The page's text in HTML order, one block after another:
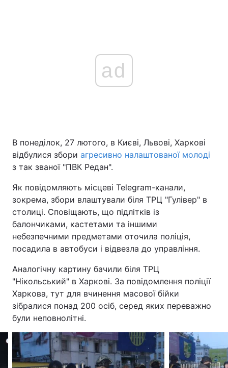
Україна Політика
Спорт Наука
Лайт
Зброя Інциденти
Здоров'я Туризм
Цікавинки Погода
Екологія Регіони
Лонгріди
Відео з Youtube Статті
ad
В понеділок, 27 лютого, в Києві, Львові, Харкові
відбулися збори агресивно налаштованої молоді
з так званої "ПВК Редан".
Як повідомляють місцеві Telegram-канали,
зокрема, збори влаштували біля ТРЦ "Гулівер" в
столиці. Сповіщають, що підлітків із
балончиками, кастетами та іншими
небезпечними предметами оточила поліція,
посадила в автобуси і відвезла до управління.
Аналогічну картину бачили біля ТРЦ
"Нікольський" в Харкові. За повідомлення поліції
Харкова, тут для вчинення масової бійки
зібралися понад 200 осіб, серед яких переважно
були неповнолітні.